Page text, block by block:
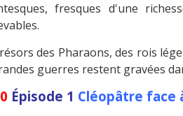
fresques d'une
des Pharaons, des rois
guerres restent gravées
Épisode 1 Cléopâtre face